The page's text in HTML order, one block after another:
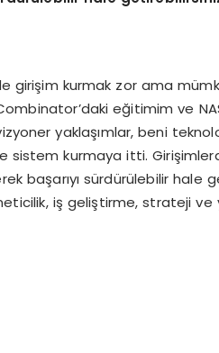
girişim kurmak zor ama
eğitimim ve
yaklaşımlar, beni
kurmaya itti.
başarıyı sürdürülebilir hale
iş geliştirme, strateji ve